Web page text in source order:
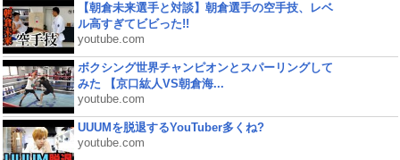
【朝倉未来選手と対談】朝倉選手の空手技、レベ
ル高すぎてビビった!!
youtube.com
ボクシング世界チャンピオンとスパーリングして
みた 【京口紘人VS朝倉海...
youtube.com
UUUMを脱退するYouTuber多くね?
youtube.com